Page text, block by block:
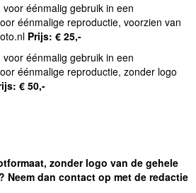
éénmalig gebruik in een
éénmalige reproductie, voorzien van
Prijs: € 25,-
éénmalig gebruik in een
éénmalige reproductie, zonder logo
€ 50,-
zonder logo van de gehele
Neem dan contact op met de redactie